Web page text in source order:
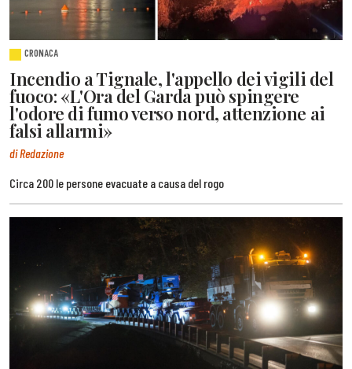
CRONACA
Incendio a Tignale, l'appello dei vigili del
fuoco: «L'Ora del Garda può spingere
l'odore di fumo verso nord, attenzione ai
falsi allarmi»
di Redazione
Circa 200 le persone evacuate a causa del rogo